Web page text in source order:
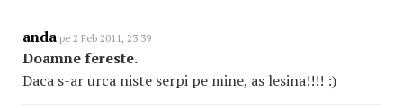
anda pe 2 Feb 2011, 23:39
Doamne fereste.
Daca s-ar urca niste serpi pe mine, as lesina!!!! :)